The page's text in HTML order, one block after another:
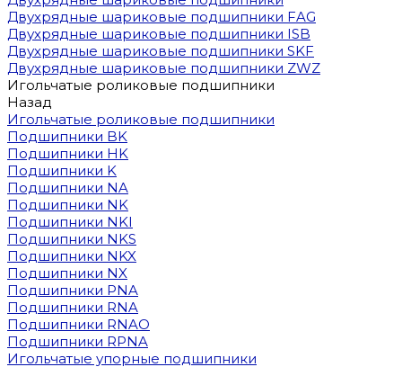
Двухрядные шариковые подшипники FAG
Двухрядные шариковые подшипники ISB
Двухрядные шариковые подшипники SKF
Двухрядные шариковые подшипники ZWZ
Игольчатые роликовые подшипники
Назад
Игольчатые роликовые подшипники
Подшипники BK
Подшипники HK
Подшипники K
Подшипники NA
Подшипники NK
Подшипники NKI
Подшипники NKS
Подшипники NKX
Подшипники NX
Подшипники PNA
Подшипники RNA
Подшипники RNAO
Подшипники RPNA
Игольчатые упорные подшипники